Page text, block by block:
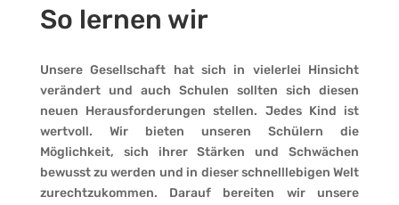
So lernen wir
Unsere Gesellschaft hat sich in vielerlei Hinsicht
verändert und auch Schulen sollten sich diesen
neuen Herausforderungen stellen. Jedes Kind ist
wertvoll. Wir bieten unseren Schülern die
Möglichkeit, sich ihrer Stärken und Schwächen
bewusst zu werden und in dieser schnelllebigen Welt
zurechtzukommen. Darauf bereiten wir unsere